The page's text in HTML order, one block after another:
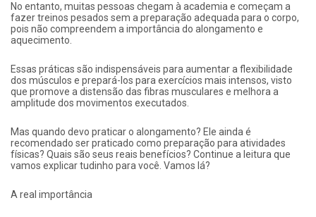
No entanto, muitas pessoas chegam à academia e começam a
fazer treinos pesados sem a preparação adequada para o corpo,
pois não compreendem a importância do alongamento e
aquecimento.
Essas práticas são indispensáveis para aumentar a flexibilidade
dos músculos e prepará-los para exercícios mais intensos, visto
que promove a distensão das fibras musculares e melhora a
amplitude dos movimentos executados.
Mas quando devo praticar o alongamento? Ele ainda é
recomendado ser praticado como preparação para atividades
físicas? Quais são seus reais benefícios? Continue a leitura que
vamos explicar tudinho para você. Vamos lá?
A real importância